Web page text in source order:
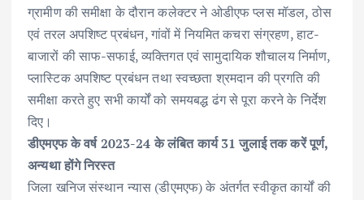
ग्रामीण की समीक्षा के दौरान कलेक्टर ने ओडीएफ प्लस मॉडल, ठोस
एवं तरल अपशिष्ट प्रबंधन, गांवों में नियमित कचरा संग्रहण, हाट-
बाजारों की साफ-सफाई, व्यक्तिगत एवं सामुदायिक शौचालय निर्माण,
प्लास्टिक अपशिष्ट प्रबंधन तथा स्वच्छता श्रमदान की प्रगति की
समीक्षा करते हुए सभी कार्यों को समयबद्ध ढंग से पूरा करने के निर्देश
दिए।
डीएमएफ के वर्ष 2023-24 के लंबित कार्य 31 जुलाई तक करें पूर्ण,
अन्यथा होंगे निरस्त
जिला खनिज संस्थान न्यास (डीएमएफ) के अंतर्गत स्वीकृत कार्यों की